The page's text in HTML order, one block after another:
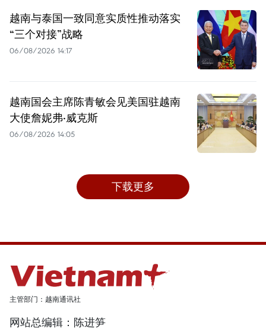
越南与泰国一致同意实质性推动落实
“三个对接”战略
06/08/2026 14:17
越南国会主席陈青敏会见美国驻越南
大使詹妮弗·威克斯
06/08/2026 14:05
下载更多
主管部门：越南通讯社
网站总编辑：陈进笋